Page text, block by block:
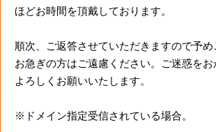
ほどお時間を頂戴しております。
順次、ご返答させていただきますので予め
お急ぎの方はご遠慮ください。ご迷惑を
よろしくお願いいたします。
※ドメイン指定受信されている場合。